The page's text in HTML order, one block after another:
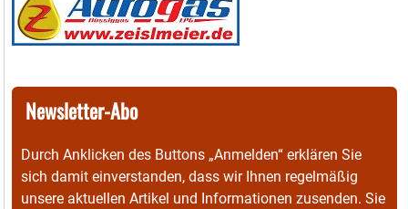
Newsletter-Abo
Durch Anklicken des Buttons „Anmelden“ erklären Sie
sich damit einverstanden, dass wir Ihnen regelmäßig
unsere aktuellen Artikel und Informationen zusenden. Sie